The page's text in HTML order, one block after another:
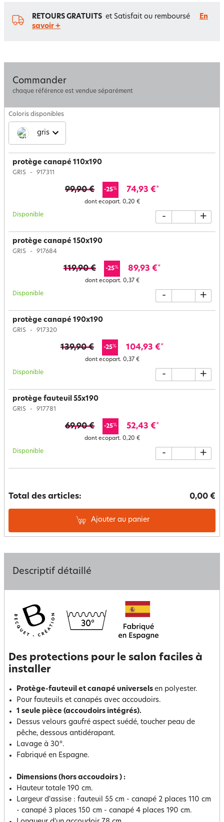
RETOURS GRATUITS et Satisfait ou remboursé
En
savoir +
Commander
chaque référence est vendue séparément
Coloris disponibles
gris
protège canapé 110x190
GRIS 917311
99,90 € -25% 74,93 €*
dont ecopart. 0,20 €
Disponible - +
protège canapé 150x190
GRIS 917684
119,90 € -25% 89,93 €*
dont ecopart. 0,37 €
Disponible - +
protège canapé 190x190
GRIS 917320
139,90 € -25% 104,93 €*
dont ecopart. 0,37 €
Disponible - +
protège fauteuil 55x190
GRIS 917781
69,90 € -25% 52,43 €*
dont ecopart. 0,20 €
Disponible - +
Total des articles: 0,00 €
Ajouter au panier
Descriptif détaillé
Des protections pour le salon faciles à
installer
Protège-fauteuil et canapé universels en polyester.
Pour fauteuils et canapés avec accoudoirs.
1 seule pièce (accoudoirs intégrés).
Dessus velours gaufré aspect suédé, toucher peau de
pêche, dessous antidérapant.
Lavage à 30°.
Fabriqué en Espagne.
Dimensions (hors accoudoirs ) :
Hauteur totale 190 cm.
Largeur d'assise : fauteuil 55 cm - canapé 2 places 110 cm
- canapé 3 places 150 cm - canapé 4 places 190 cm.